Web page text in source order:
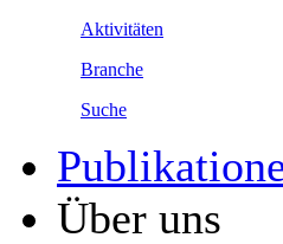
Aktivitäten
Branche
Suche
Über uns